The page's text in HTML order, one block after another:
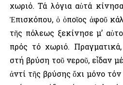
χωριό. Τά λόγια αὐτά
Ἐπισκόπου, ὁ ὁποῖος ἀφοῦ
τῆς πόλεως ξεκίνησε μ’
πρός τό χωριό.
στή βρύση τοῦ νεροῦ, εἶδαν
ἀντί τῆς βρύσης ὄχι μόνο